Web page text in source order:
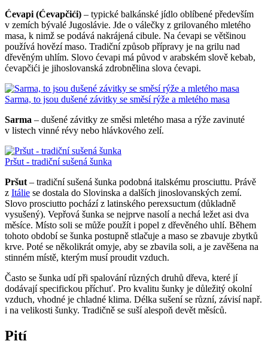
Ćevapi (Ćevapčići) – typické balkánské jídlo oblíbené především
v zemích bývalé Jugoslávie. Jde o válečky z grilovaného mletého
masa, k nimž se podává nakrájená cibule. Na ćevapi se většinou
používá hovězí maso. Tradiční způsob přípravy je na grilu nad
dřevěným uhlím. Slovo ćevapi má původ v arabském slově kebab,
ćevapčići je jihoslovanská zdrobnělina slova ćevapi.
Sarma, to jsou dušené závitky se směsí rýže a mletého masa
Sarma – dušené závitky ze směsi mletého masa a rýže zavinuté
v listech vinné révy nebo hlávkového zelí.
Pršut - tradiční sušená šunka
Pršut – tradiční sušená šunka podobná italskému prosciuttu. Právě
z Itálie se dostala do Slovinska a dalších jinoslovanských zemí.
Slovo prosciutto pochází z latinského perexsuctum (důkladně
vysušený). Vepřová šunka se nejprve nasolí a nechá ležet asi dva
měsíce. Místo soli se může použít i popel z dřevěného uhlí. Během
tohoto období se šunka postupně stlačuje a maso se zbavuje zbytků
krve. Poté se několikrát omyje, aby se zbavila soli, a je zavěšena na
stinném místě, kterým musí proudit vzduch.
Často se šunka udí při spalování různých druhů dřeva, které jí
dodávají specifickou příchuť. Pro kvalitu šunky je důležitý okolní
vzduch, vhodné je chladné klima. Délka sušení se různí, závisí např.
i na velikosti šunky. Tradičně se suší alespoň devět měsíců.
Pití